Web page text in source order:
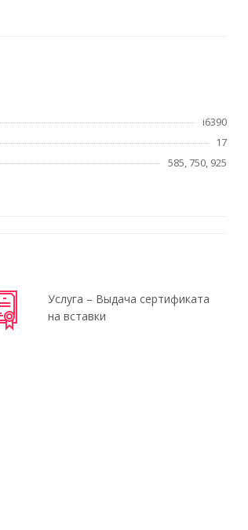
i6390
17
585, 750, 925
Услуга – Выдача сертификата
на вставки